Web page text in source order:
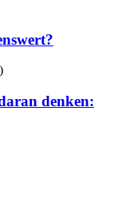
denken: